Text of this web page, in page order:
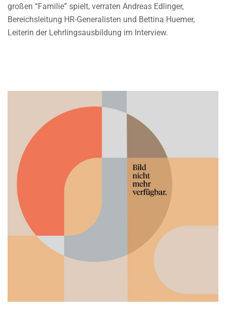
großen “Familie” spielt, verraten Andreas Edlinger,
Bereichsleitung HR-Generalisten und Bettina Huemer,
Leiterin der Lehrlingsausbildung im Interview.